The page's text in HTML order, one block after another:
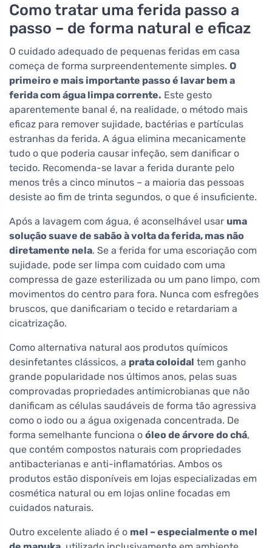
Como tratar uma ferida passo a
passo – de forma natural e eficaz
O cuidado adequado de pequenas feridas em casa
começa de forma surpreendentemente simples. O
primeiro e mais importante passo é lavar bem a
ferida com água limpa corrente. Este gesto
aparentemente banal é, na realidade, o método mais
eficaz para remover sujidade, bactérias e partículas
estranhas da ferida. A água elimina mecanicamente
tudo o que poderia causar infeção, sem danificar o
tecido. Recomenda-se lavar a ferida durante pelo
menos três a cinco minutos – a maioria das pessoas
desiste ao fim de trinta segundos, o que é insuficiente.
Após a lavagem com água, é aconselhável usar uma
solução suave de sabão à volta da ferida, mas não
diretamente nela. Se a ferida for uma escoriação com
sujidade, pode ser limpa com cuidado com uma
compressa de gaze esterilizada ou um pano limpo, com
movimentos do centro para fora. Nunca com esfregões
bruscos, que danificariam o tecido e retardariam a
cicatrização.
Como alternativa natural aos produtos químicos
desinfetantes clássicos, a prata coloidal tem ganho
grande popularidade nos últimos anos, pelas suas
comprovadas propriedades antimicrobianas que não
danificam as células saudáveis de forma tão agressiva
como o iodo ou a água oxigenada concentrada. De
forma semelhante funciona o óleo de árvore do chá,
que contém compostos naturais com propriedades
antibacterianas e anti-inflamatórias. Ambos os
produtos estão disponíveis em lojas especializadas em
cosmética natural ou em lojas online focadas em
cuidados naturais.
Outro excelente aliado é o mel – especialmente o mel